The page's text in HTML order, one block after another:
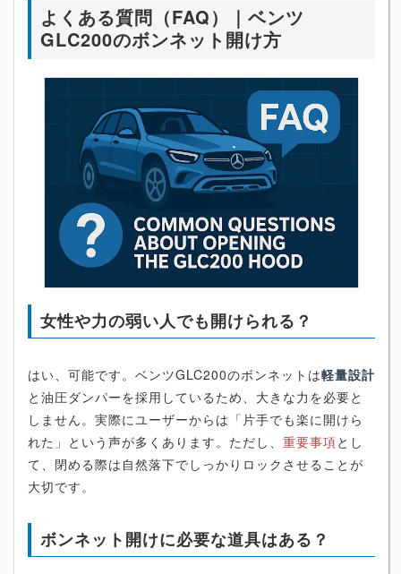
よくある質問（FAQ）｜ベンツ
GLC200のボンネット開け方
女性や力の弱い人でも開けられる？
はい、可能です。ベンツGLC200のボンネットは軽量設計
と油圧ダンパーを採用しているため、大きな力を必要と
しません。実際にユーザーからは「片手でも楽に開けら
れた」という声が多くあります。ただし、 重要事項とし
て、閉める際は自然落下でしっかりロックさせることが
大切です。
ボンネット開けに必要な道具はある？